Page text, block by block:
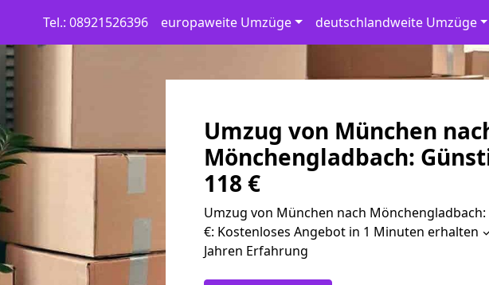
Tel.: 08921526396 europaweite Umzüge deutschlandweite Umzüge
Umzug von München
Mönchen­gladbach:
118 €
Umzug von München nach
€: Kostenloses Angebot in 1 Minuten erhalten
Jahren Erfahrung